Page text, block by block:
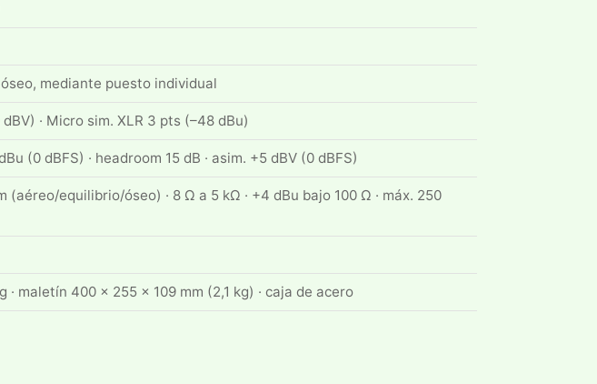
mediante puesto individual
· Micro sim. XLR 3 pts (–48 dBu)
(0 dBFS) · headroom 15 dB · asim. +5 dBV (0 dBFS)
(aéreo/equilibrio/óseo) · 8 Ω a 5 kΩ · +4 dBu bajo 100 Ω · máx. 250
· maletín 400 × 255 × 109 mm (2,1 kg) · caja de acero